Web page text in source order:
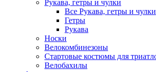
Рукава, гетры и чулки
Все Рукава, гетры и чулки
Гетры
Рукава
Носки
Велокомбинезоны
Стартовые костюмы для
Велобахилы